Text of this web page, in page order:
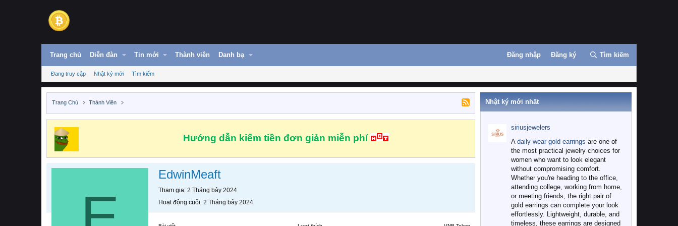
Trang chủ Diễn đàn Tin mới Thành viên Danh bạ Đăng nhập Đăng ký Tìm kiếm
Đang truy cập Nhật ký mới Tìm kiếm
Trang Chủ Thành Viên
Hướng dẫn kiếm tiền đơn giản miễn phí
EdwinMeaft
Tham gia 2 Tháng bảy 2024
Hoạt động cuối 2 Tháng bảy 2024
Nhật ký mới nhất
siriusjewelers
A daily wear gold earrings are one of
the most practical jewelry choices for
women who want to look elegant
without compromising comfort.
Whether you're heading to the office,
attending college, working from home,
or meeting friends, the right pair of
gold earrings can complete your look
effortlessly. Lightweight, durable, and
timeless, these earrings are designed